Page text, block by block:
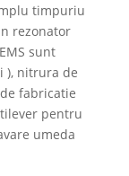
timpuriu
rezonator
sunt
), nitrura de
fabricatie
pentru
umeda